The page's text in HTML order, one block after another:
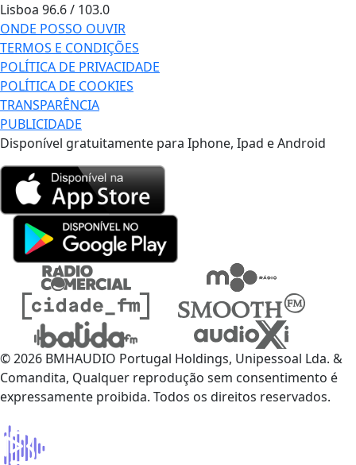
Lisboa 96.6 / 103.0
ONDE POSSO OUVIR
TERMOS E CONDIÇÕES
POLÍTICA DE PRIVACIDADE
POLÍTICA DE COOKIES
TRANSPARÊNCIA
PUBLICIDADE
Disponível gratuitamente para Iphone, Ipad e Android
© 2026 BMHAUDIO Portugal Holdings, Unipessoal Lda. &
Comandita, Qualquer reprodução sem consentimento é
expressamente proibida. Todos os direitos reservados.